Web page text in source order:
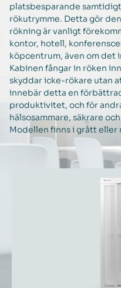
platsbesparande
rökutrymme. Detta gör
rökning är vanligt
kontor, hotell,
köpcentrum, även om det
Kabinen fångar in röken
skyddar icke-rökare utan
innebär detta en
produktivitet, och för
hälsosammare, säkrare
Modellen finns i grått